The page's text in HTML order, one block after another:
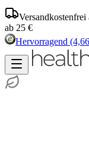
ab 25 €
Hervorragend